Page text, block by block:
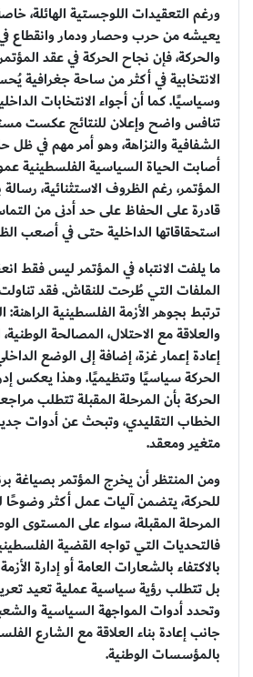
ورغم التعقيدات اللوجستية الهائلة،
يعيشه من حرب وحصار ودمار وانقطاع
والحركة، فإن نجاح الحركة في عقد
الانتخابية في أكثر من ساحة جغرافية
وسياسيًا. كما أن أجواء الانتخابات
تنافس واضح وإعلان للنتائج عكست
الشفافية والنزاهة، وهو أمر مهم في ظل
أصابت الحياة السياسية الفلسطينية
المؤتمر، رغم الظروف الاستثنائية،
قادرة على الحفاظ على حد أدنى من
استحقاقاتها الداخلية حتى في أصعب
ما يلفت الانتباه في المؤتمر ليس فقط
الملفات التي طُرحت للنقاش. فقد
ترتبط بجوهر الأزمة الفلسطينية
والعلاقة مع الاحتلال، المصالحة
إعادة إعمار غزة، إضافة إلى الوضع
الحركة سياسيًا وتنظيميًا. وهذا يعكس
الحركة بأن المرحلة المقبلة تتطلب
الخطاب التقليدي، وتبحث عن أدوات
متغير ومعقد.
ومن المنتظر أن يخرج المؤتمر بصياغة
للحركة، يتضمن آليات عمل أكثر وضوحًا
المرحلة المقبلة، سواء على المستوى
فالتحديات التي تواجه القضية
بالاكتفاء بالشعارات العامة أو إدارة
بل تتطلب رؤية سياسية عملية تعيد
وتحدد أدوات المواجهة السياسية
جانب إعادة بناء العلاقة مع الشارع
بالمؤسسات الوطنية.